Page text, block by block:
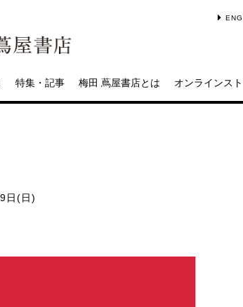
特集・記事 梅田 蔦屋書店とは オンラインス
日(日)